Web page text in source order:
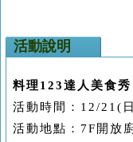
活動說明
料理123達人美食秀
活動時間： 12/21( 日
活動地點： 7F 開放